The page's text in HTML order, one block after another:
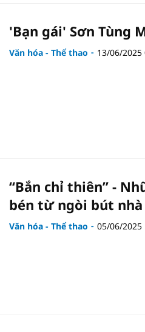
'Bạn gái' Sơn Tùng
Văn hóa - Thể thao 13/06/2025
“Bắn chỉ thiên” -
bén từ ngòi bút
Văn hóa - Thể thao 05/06/2025